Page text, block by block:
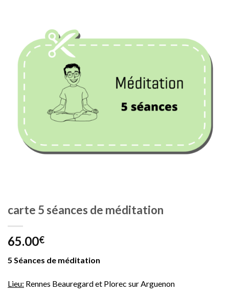
carte 5 séances de méditation
65.00€
5 Séances de méditation
Lieu: Rennes Beauregard et Plorec sur Arguenon